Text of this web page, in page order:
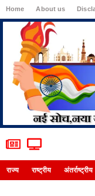
Home About us
राज्य राष्ट्रीय अंतर्राष्ट्रीय